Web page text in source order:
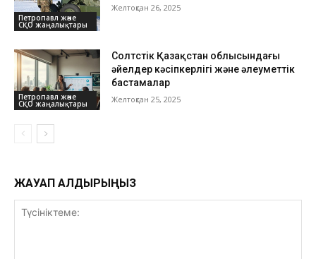
Петропавл және
СҚО жаңалықтары
Желтоқсан 26, 2025
Петропавл және
СҚО жаңалықтары
Солтүстік Қазақстан облысындағы
әйелдер кәсіпкерлігі және әлеуметтік
бастамалар
Желтоқсан 25, 2025
ЖАУАП ҚАЛДЫРЫҢЫЗ